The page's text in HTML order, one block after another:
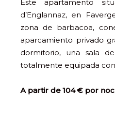
Este apartamento
d’Englannaz, en
zona de barbacoa,
aparcamiento privado
dormitorio, una sala
totalmente equipada
A partir de 104 € por